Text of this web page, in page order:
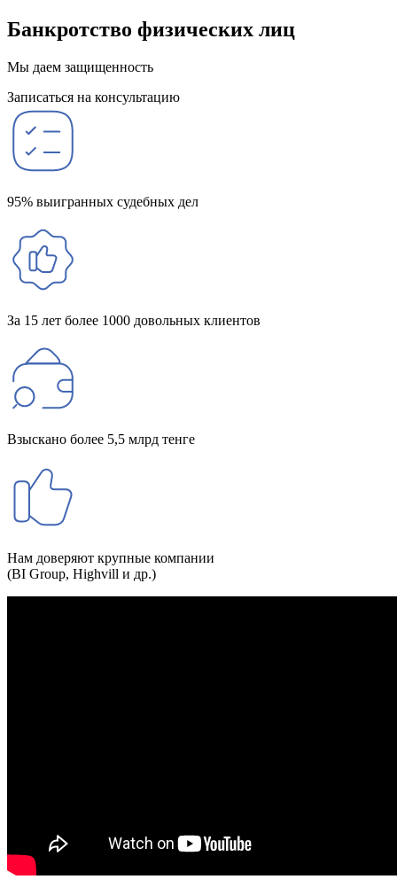
Банкротство физических лиц
Мы даем защищенность
Записаться на консультацию
95% выигранных судебных дел
За 15 лет более 1000 довольных клиентов
Взыскано более 5,5 млрд тенге
Нам доверяют крупные компании
(BI Group, Highvill и др.)